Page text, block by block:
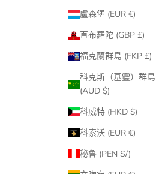
盧森堡 (EUR €)
直布羅陀 (GBP £)
福克蘭群島 (FKP £)
科克斯（基靈）群島
(AUD $)
科威特 (HKD $)
科索沃 (EUR €)
秘魯 (PEN S/)